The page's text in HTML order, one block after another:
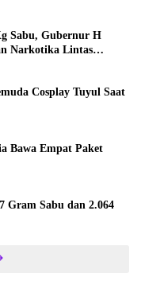
Sabu, Gubernur H
Narkotika Lintas
Cosplay Tuyul Saat
Bawa Empat Paket
Gram Sabu dan 2.064